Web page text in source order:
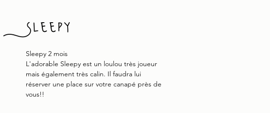
Sleepy
Sleepy 2 mois
L'adorable Sleepy est un loulou très joueur
mais également très calin. Il faudra lui
réserver une place sur votre canapé près de
vous!!